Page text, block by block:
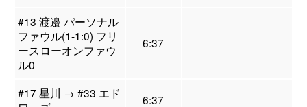
#13 渡邉 パーソナル
ファウル(1-1:0) フリ
ースローオンファウ
ル0
6:37
#17 星川 → #33 エド
6:37